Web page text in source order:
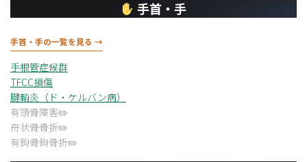
手首・手
手首・手の一覧を見る →
手根管症候群
TFCC損傷
腱鞘炎（ド・ケルバン病）
有頭骨障害
舟状骨骨折
有鉤骨鉤骨折